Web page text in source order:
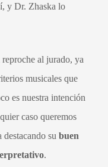
y Dr. Zhaska lo
al jurado, ya
musicales que
es nuestra intención
caso queremos
destacando subuen
.